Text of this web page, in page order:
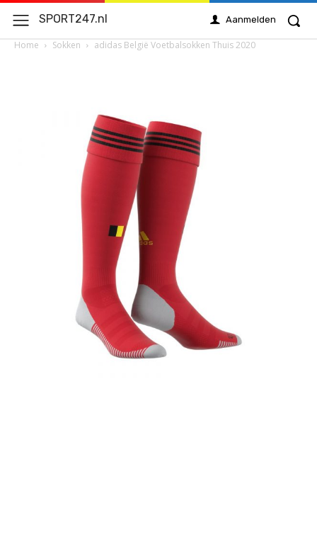
SPORT247.nl Aanmelden
Home Sokken adidas België Voetbalsokken Thuis 2020